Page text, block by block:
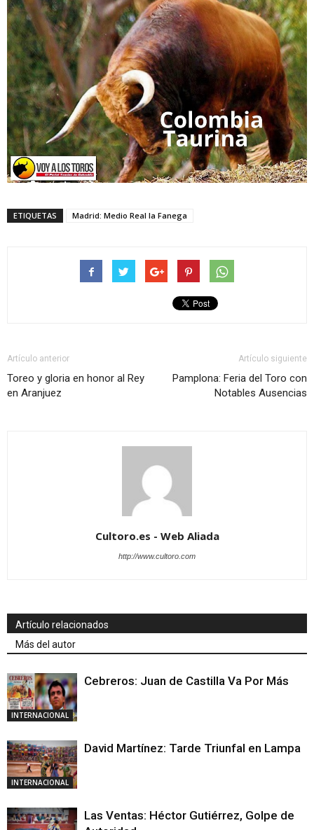
ETIQUETAS Madrid: Medio Real la Fanega
Artículo anterior
Toreo y gloria en honor al Rey
en Aranjuez
Artículo siguiente
Pamplona: Feria del Toro con
Notables Ausencias
Cultoro.es - Web Aliada
http://www.cultoro.com
Artículo relacionados
Más del autor
INTERNACIONAL
Cebreros: Juan de Castilla Va Por Más
INTERNACIONAL
David Martínez: Tarde Triunfal en Lampa
Las Ventas: Héctor Gutiérrez, Golpe de